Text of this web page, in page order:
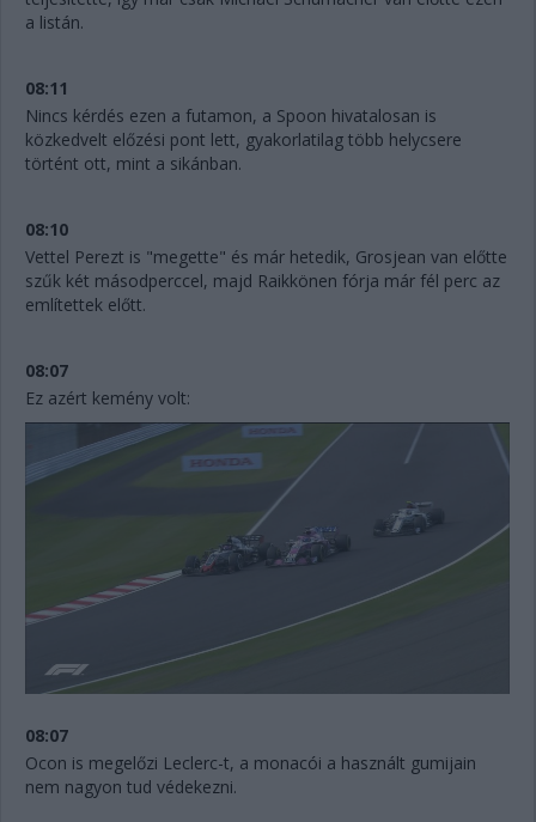
a listán.
08:11
Nincs kérdés ezen a futamon, a Spoon hivatalosan is
közkedvelt előzési pont lett, gyakorlatilag több helycsere
történt ott, mint a sikánban.
08:10
Vettel Perezt is "megette" és már hetedik, Grosjean van előtte
szűk két másodperccel, majd Raikkönen fórja már fél perc az
említettek előtt.
08:07
Ez azért kemény volt:
08:07
Ocon is megelőzi Leclerc-t, a monacói a használt gumijain
nem nagyon tud védekezni.